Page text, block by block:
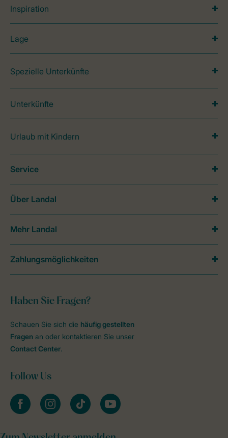
Inspiration
Lage
Spezielle Unterkünfte
Unterkünfte
Urlaub mit Kindern
Haben Sie Fragen?
Schauen Sie sich die häufig gestellten
Fragen an oder kontaktieren Sie unser
Contact Center.
Follow Us
facebookinstagramtiktok youtube
Service
Über Landal
Mehr Landal
Zahlungsmöglichkeiten